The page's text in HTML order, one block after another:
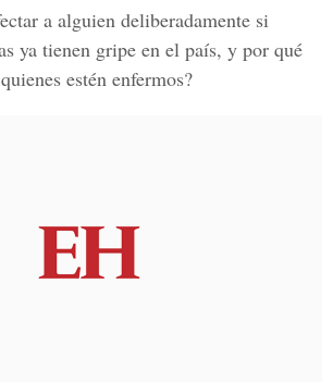
a alguien deliberadamente si
ya tienen gripe en el país, y por qué
estén enfermos?